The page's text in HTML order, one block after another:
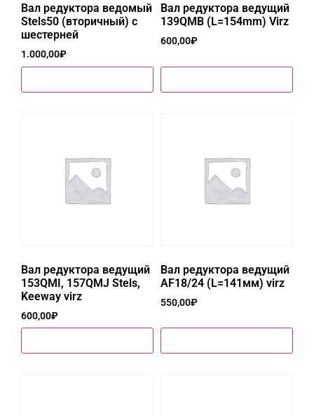
Вал редуктора ведомый
Stels50 (вторичный) с
шестерней
1.000,00₽
Вал редуктора ведущий
139QMB (L=154mm) Virz
600,00₽
Вал редуктора ведущий
153QMI, 157QMJ Stels,
Keeway virz
600,00₽
Вал редуктора ведущий
AF18/24 (L=141мм) virz
550,00₽